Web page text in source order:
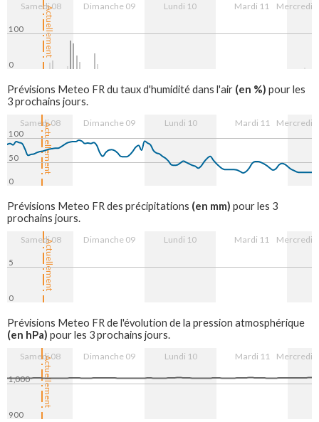
Actuellement
Samedi 08 Dimanche 09 Lundi 10 Mardi 11 Mercredi
0
100
Prévisions Meteo FR du taux d'humidité dans l'air (en %) pour les
3 prochains jours.
Actuellement
Samedi 08 Dimanche 09 Lundi 10 Mardi 11 Mercredi
0
50
100
Prévisions Meteo FR des précipitations (en mm) pour les 3
prochains jours.
Actuellement
Samedi 08 Dimanche 09 Lundi 10 Mardi 11 Mercredi
0
5
Prévisions Meteo FR de l'évolution de la pression atmosphérique
(en hPa) pour les 3 prochains jours.
Actuellement
Samedi 08 Dimanche 09 Lundi 10 Mardi 11 Mercredi
900
1,000